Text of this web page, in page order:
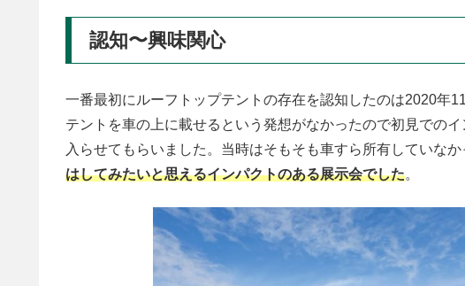
認知〜興味関心
一番最初にルーフトップテントの存在を認知したのは2020年
テントを車の上に載せるという発想がなかったので初見での
入らせてもらいました。当時はそもそも車すら所有していなか
はしてみたいと思えるインパクトのある展示会でした。